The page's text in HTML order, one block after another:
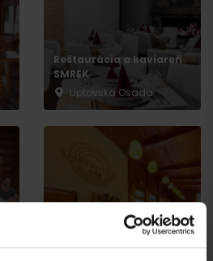
Reštaurácia a kaviareň
SMREK
Liptovská Osada
Reštaurácia Smrekovica